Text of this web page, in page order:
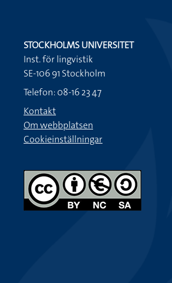
STOCKHOLMS UNIVERSITET
Inst. för lingvistik
SE-106 91 Stockholm
Telefon: 08-16 23 47
Kontakt
Om webbplatsen
Cookieinställningar